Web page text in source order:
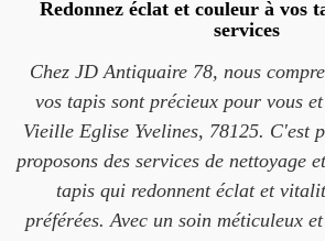
Redonnez éclat et couleur à vos
services
Chez JD Antiquaire 78, nous
vos tapis sont précieux pour vous
Vieille Eglise Yvelines, 78125. C'est
proposons des services de nettoyage
tapis qui redonnent éclat et
préférées. Avec un soin méticuleux